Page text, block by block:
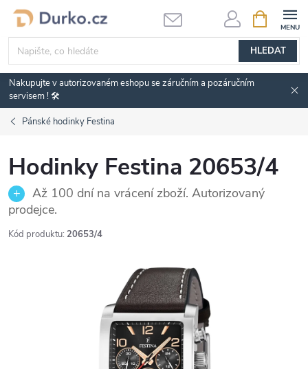
Přejít
obsah
HLEDAT
NÁKUPNÍ
KOŠÍK
Nakupujte v autorizovaném eshopu se záručním a pozáručním
servisem ! 🛠️
Pánské hodinky Festina
Hodinky Festina 20653/4
Až 100 dní na vrácení zboží. Autorizovaný
prodejce.
Kód produktu: 20653/4